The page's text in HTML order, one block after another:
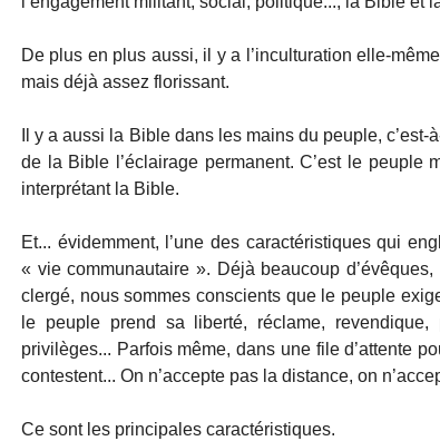
De plus en plus aussi, il y a l’inculturation elle-
mais déjà assez florissant.
Il y a aussi la Bible dans les mains du peuple,
de la Bible l’éclairage permanent. C’est le
interprétant la Bible.
Et... évidemment, l’une des caractéristiques qui
« vie communautaire ». Déjà beaucoup
clergé, nous sommes conscients que le peuple
le peuple prend sa liberté, réclame,
privilèges... Parfois même, dans une file d’attente
contestent... On n’accepte pas la distance, on
Ce sont les principales caractéristiques.